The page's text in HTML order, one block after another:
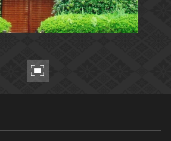
今月のみどころ
お知らせ一覧
このサイトについて
サイトのご意見はこちら